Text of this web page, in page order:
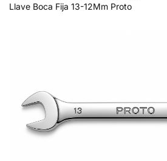
Llave Boca Fija 13-12Mm Proto